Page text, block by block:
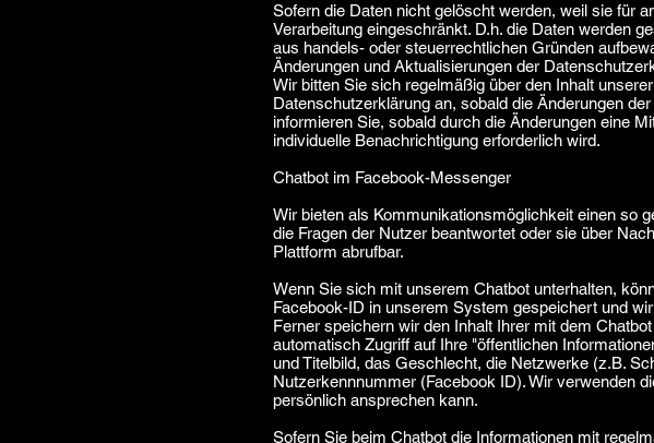
Sofern die Daten nicht gelöscht werden, weil sie für
Verarbeitung eingeschränkt. D.h. die Daten werden
aus handels- oder steuerrechtlichen Gründen
Änderungen und Aktualisierungen der
Wir bitten Sie sich regelmäßig über den Inhalt
Datenschutzerklärung an, sobald die Änderungen
informieren Sie, sobald durch die Änderungen eine
individuelle Benachrichtigung erforderlich wird.
Chatbot im Facebook-Messenger
Wir bieten als Kommunikationsmöglichkeit einen so
die Fragen der Nutzer beantwortet oder sie über
Plattform abrufbar.
Wenn Sie sich mit unserem Chatbot unterhalten,
Facebook-ID in unserem System gespeichert und
Ferner speichern wir den Inhalt Ihrer mit dem
automatisch Zugriff auf Ihre "öffentlichen
und Titelbild, das Geschlecht, die Netzwerke (z.B.
Nutzerkennnummer (Facebook ID). Wir verwenden
persönlich ansprechen kann.
Sofern Sie beim Chatbot die Informationen mit